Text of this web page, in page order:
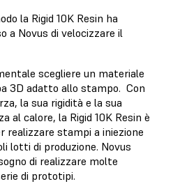
la Rigid 10K Resin ha
a Novus di velocizzare il
scegliere un materiale
3D adatto allo stampo. Con
la sua rigidità e la sua
al calore, la Rigid 10K Resin è
realizzare stampi a iniezione
lotti di produzione. Novus
di realizzare molte
di prototipi.